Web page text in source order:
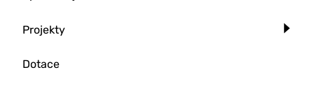
Projekty
Dotace